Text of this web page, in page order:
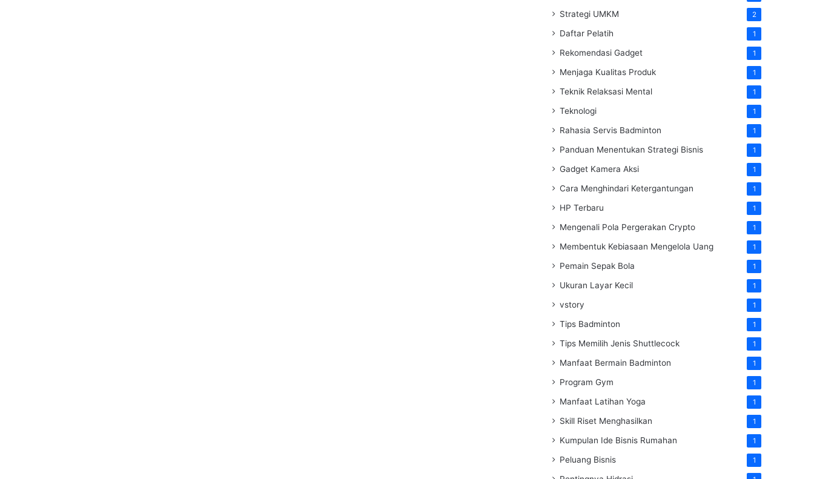
Strategi UMKM 2
Daftar Pelatih 1
Rekomendasi Gadget 1
Menjaga Kualitas Produk 1
Teknik Relaksasi Mental 1
Teknologi 1
Rahasia Servis Badminton 1
Panduan Menentukan Strategi Bisnis 1
Gadget Kamera Aksi 1
Cara Menghindari Ketergantungan 1
HP Terbaru 1
Mengenali Pola Pergerakan Crypto 1
Membentuk Kebiasaan Mengelola Uang 1
Pemain Sepak Bola 1
Ukuran Layar Kecil 1
vstory 1
Tips Badminton 1
Tips Memilih Jenis Shuttlecock 1
Manfaat Bermain Badminton 1
Program Gym 1
Manfaat Latihan Yoga 1
Skill Riset Menghasilkan 1
Kumpulan Ide Bisnis Rumahan 1
Peluang Bisnis 1